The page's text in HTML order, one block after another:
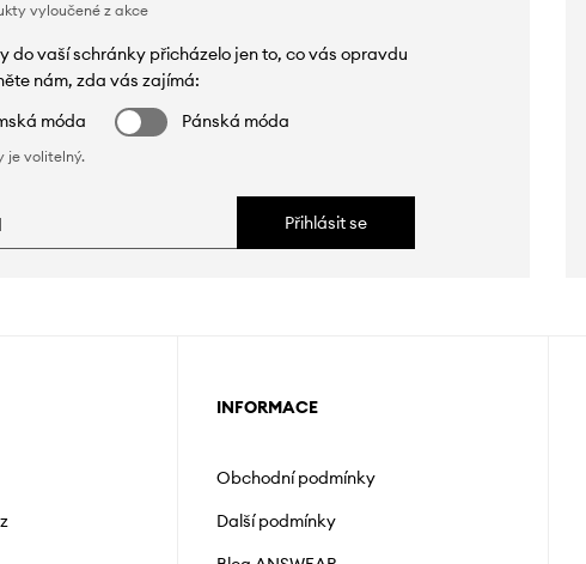
vyloučené z akce
do vaší schránky přicházelo jen to, co vás opravdu
nám, zda vás zajímá:
móda
Pánská móda
je volitelný.
Přihlásit se
INFORMACE
Obchodní podmínky
Další podmínky